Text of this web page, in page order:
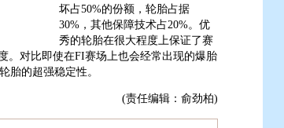
坏占50%的份额，轮胎占据
30%，其他保障技术占20%。优
秀的轮胎在很大程度上保证了赛
。对比即使在FI赛场上也会经常出现的爆胎
胎的超强稳定性。
(责任编辑：俞劲柏)